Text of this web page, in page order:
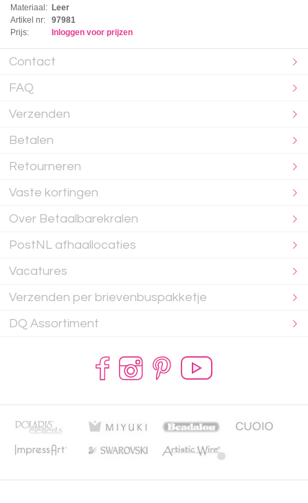
Materiaal: Leer
Artikel nr:
97981
Prijs:
Inloggen voor prijzen
Contact
FAQ
Verzenden
Betalen
Retourneren
Vaste kortingen
Over Betaalbarekralen
PostNL afhaallocaties
Vacatures
Verzenden per brievenbuspakketje
DQ Assortiment